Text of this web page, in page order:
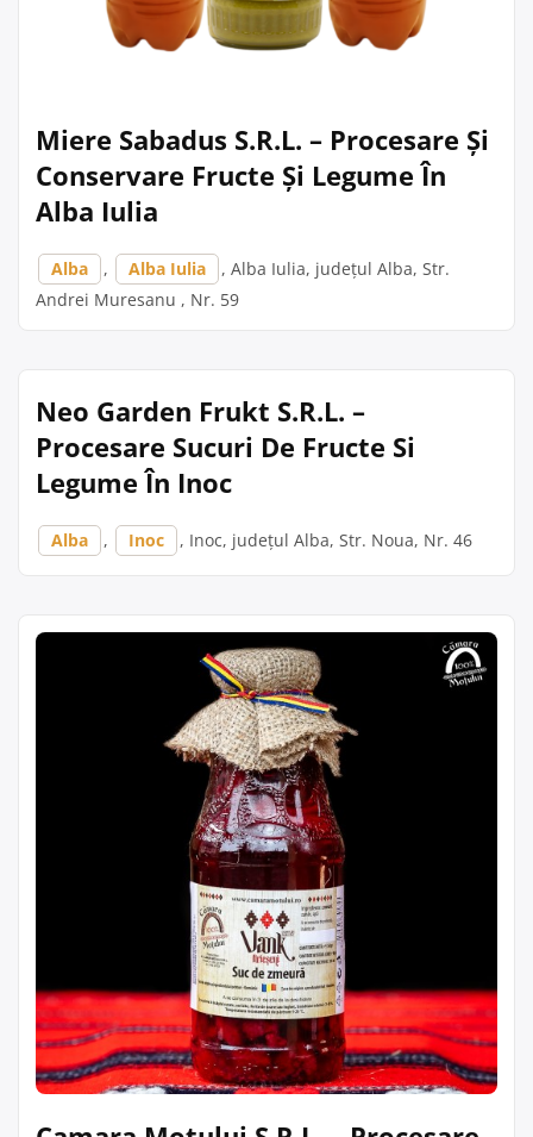
Miere Sabadus S.R.L. – Procesare Și
Conservare Fructe Și Legume În
Alba Iulia
Alba , Alba Iulia
, Alba Iulia, județul Alba, Str.
Andrei Muresanu , Nr. 59
Neo Garden Frukt S.R.L. –
Procesare Sucuri De Fructe Si
Legume În Inoc
Alba , Inoc , Inoc, județul Alba, Str. Noua, Nr. 46